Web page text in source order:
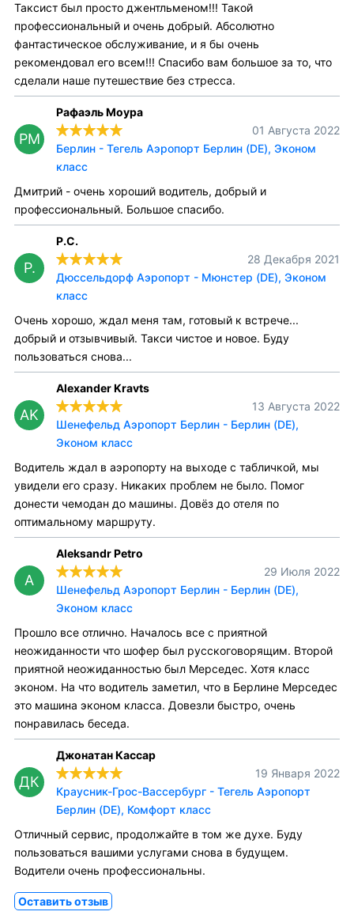
Таксист был просто джентльменом!!! Такой
профессиональный и очень добрый. Абсолютно
фантастическое обслуживание, и я бы очень
рекомендовал его всем!!! Спасибо вам большое за то, что
сделали наше путешествие без стресса.
РМ
Рафаэль Моура
01 Августа 2022
Берлин - Тегель Аэропорт Берлин (DE), Эконом
класс
Дмитрий - очень хороший водитель, добрый и
профессиональный. Большое спасибо.
Р.
Р.С.
28 Декабря 2021
Дюссельдорф Аэропорт - Мюнстер (DE), Эконом
класс
Очень хорошо, ждал меня там, готовый к встрече...
добрый и отзывчивый. Такси чистое и новое. Буду
пользоваться снова...
AK
Alexander Kravts
13 Августа 2022
Шенефельд Аэропорт Берлин - Берлин (DE),
Эконом класс
Водитель ждал в аэропорту на выходе с табличкой, мы
увидели его сразу. Никаких проблем не было. Помог
донести чемодан до машины. Довёз до отеля по
оптимальному маршруту.
A
Aleksandr Petro
29 Июля 2022
Шенефельд Аэропорт Берлин - Берлин (DE),
Эконом класс
Прошло все отлично. Началось все с приятной
неожиданности что шофер был русскоговорящим. Второй
приятной неожиданностью был Мерседес. Хотя класс
эконом. На что водитель заметил, что в Берлине Мерседес
это машина эконом класса. Довезли быстро, очень
понравилась беседа.
ДК
Джонатан Кассар
19 Января 2022
Краусник-Грос-Вассербург - Тегель Аэропорт
Берлин (DE), Комфорт класс
Отличный сервис, продолжайте в том же духе. Буду
пользоваться вашими услугами снова в будущем.
Водители очень профессиональны.
Оставить отзыв